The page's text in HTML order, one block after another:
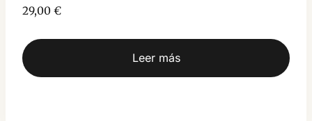
29,00 €
Leer más